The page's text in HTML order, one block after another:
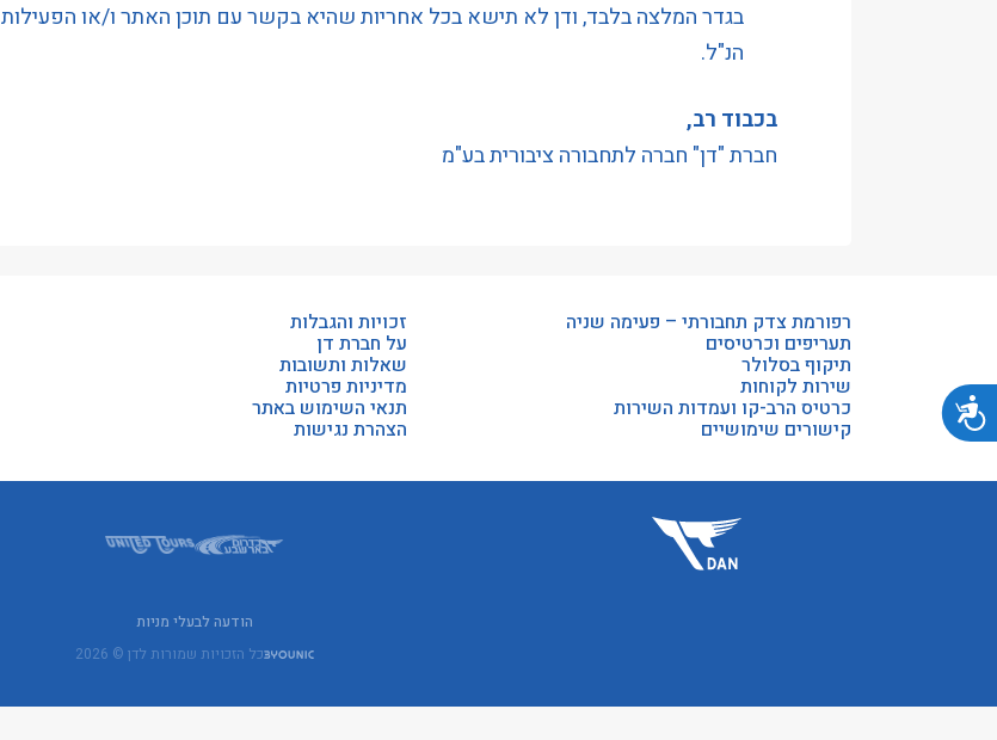
נגישות
בגדר המלצה בלבד, ודן לא תישא בכל אחריות שהיא בקשר עם תוכן האתר ו/או הפעילות
הנ"ל.
בכבוד רב,
חברת "דן" חברה לתחבורה ציבורית בע"מ
רפורמת צדק תחבורתי – פעימה שניה
תעריפים וכרטיסים
תיקוף בסלולר
שירות לקוחות
כרטיס הרב-קו ועמדות השירות
קישורים שימושיים
זכויות והגבלות
על חברת דן
שאלות ותשובות
מדיניות פרטיות
תנאי השימוש באתר
הצהרת נגישות
הודעה לבעלי מניות
כל הזכויות שמורות לדן © 2026